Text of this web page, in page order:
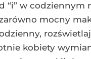
“i” w codziennym
mocny
kobiety